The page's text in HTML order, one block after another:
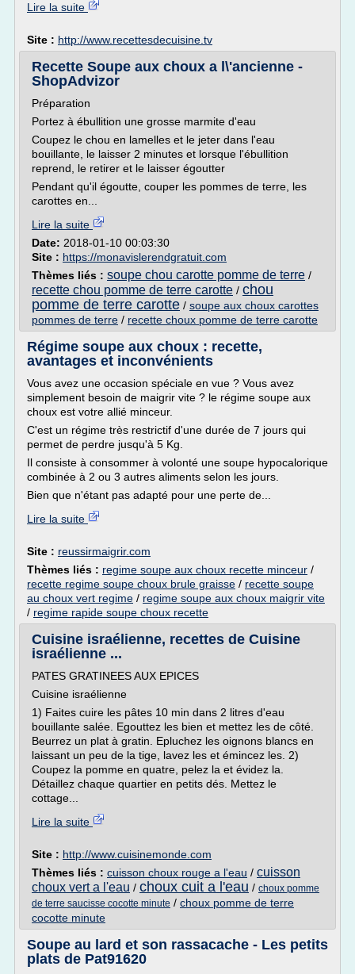
Lire la suite
Site : http://www.recettesdecuisine.tv
Recette Soupe aux choux a l\'ancienne -
ShopAdvizor
Préparation
Portez à ébullition une grosse marmite d'eau
Coupez le chou en lamelles et le jeter dans l'eau
bouillante, le laisser 2 minutes et lorsque l'ébullition
reprend, le retirer et le laisser égoutter
Pendant qu'il égoutte, couper les pommes de terre, les
carottes en...
Lire la suite
Date: 2018-01-10 00:03:30
Site : https://monavislerendgratuit.com
Thèmes liés : soupe chou carotte pomme de terre /
recette chou pomme de terre carotte / chou
pomme de terre carotte / soupe aux choux carottes
pommes de terre / recette choux pomme de terre carotte
Régime soupe aux choux : recette,
avantages et inconvénients
Vous avez une occasion spéciale en vue ? Vous avez
simplement besoin de maigrir vite ? le régime soupe aux
choux est votre allié minceur.
C'est un régime très restrictif d'une durée de 7 jours qui
permet de perdre jusqu'à 5 Kg.
Il consiste à consommer à volonté une soupe hypocalorique
combinée à 2 ou 3 autres aliments selon les jours.
Bien que n'étant pas adapté pour une perte de...
Lire la suite
Site : reussirmaigrir.com
Thèmes liés : regime soupe aux choux recette minceur /
recette regime soupe choux brule graisse / recette soupe
au choux vert regime / regime soupe aux choux maigrir vite
/ regime rapide soupe choux recette
Cuisine israélienne, recettes de Cuisine
israélienne ...
PATES GRATINEES AUX EPICES
Cuisine israélienne
1) Faites cuire les pâtes 10 min dans 2 litres d'eau
bouillante salée. Egouttez les bien et mettez les de côté.
Beurrez un plat à gratin. Epluchez les oignons blancs en
laissant un peu de la tige, lavez les et émincez les. 2)
Coupez la pomme en quatre, pelez la et évidez la.
Détaillez chaque quartier en petits dés. Mettez le
cottage...
Lire la suite
Site : http://www.cuisinemonde.com
Thèmes liés : cuisson choux rouge a l'eau / cuisson
choux vert a l'eau / choux cuit a l'eau / choux pomme
de terre saucisse cocotte minute / choux pomme de terre
cocotte minute
Soupe au lard et son rassacache - Les petits
plats de Pat91620